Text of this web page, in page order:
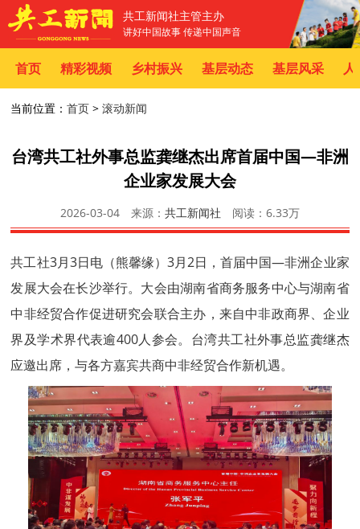
共工新闻社主管主办
讲好中国故事 传递中国声音
首页 精彩视频 乡村振兴 基层动态 基层风采
当前位置：首页 >滚动新闻
台湾共工社外事总监龚继杰出席首届中国—非洲
企业家发展大会
2026-03-04 来源： 共工新闻社 阅读： 6.33万
共工社3月3日电（熊馨缘）3月2日，首届中国—非洲企业家
发展大会在长沙举行。大会由湖南省商务服务中心与湖南省
中非经贸合作促进研究会联合主办，来自中非政商界、企业
界及学术界代表逾400人参会。台湾共工社外事总监龚继杰
应邀出席，与各方嘉宾共商中非经贸合作新机遇。